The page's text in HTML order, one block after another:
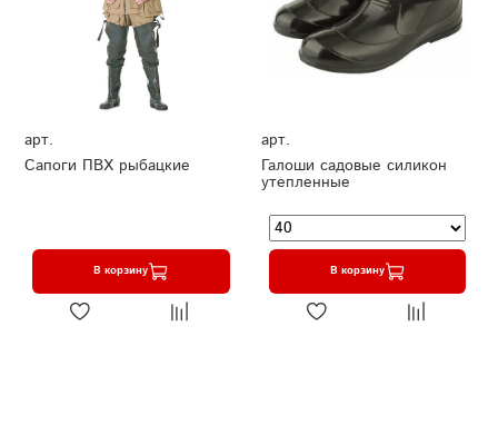
арт.
Сапоги ПВХ рыбацкие
В корзину
арт.
Галоши садовые силикон
утепленные
В корзину